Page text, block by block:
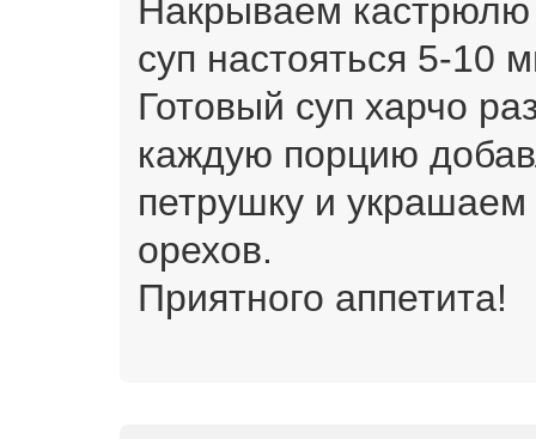
Накрываем
суп настояться 5-10
Готовый суп харчо
каждую порцию
петрушку и
орехов.
Приятного аппетита!